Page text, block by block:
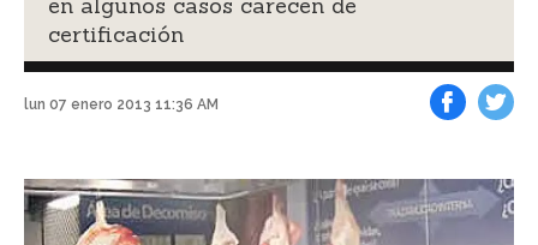
certificación
lun 07 enero 2013 11:36 AM